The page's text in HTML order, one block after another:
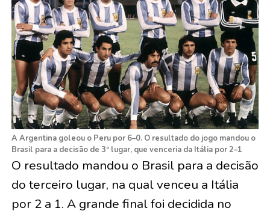
A Argentina goleou o Peru por 6–0. O resultado do jogo mandou o
Brasil para a decisão de 3º lugar, que venceria da Itália por 2–1
O resultado mandou o Brasil para a decisão
do terceiro lugar, na qual venceu a Itália
por 2 a 1. A grande final foi decidida no